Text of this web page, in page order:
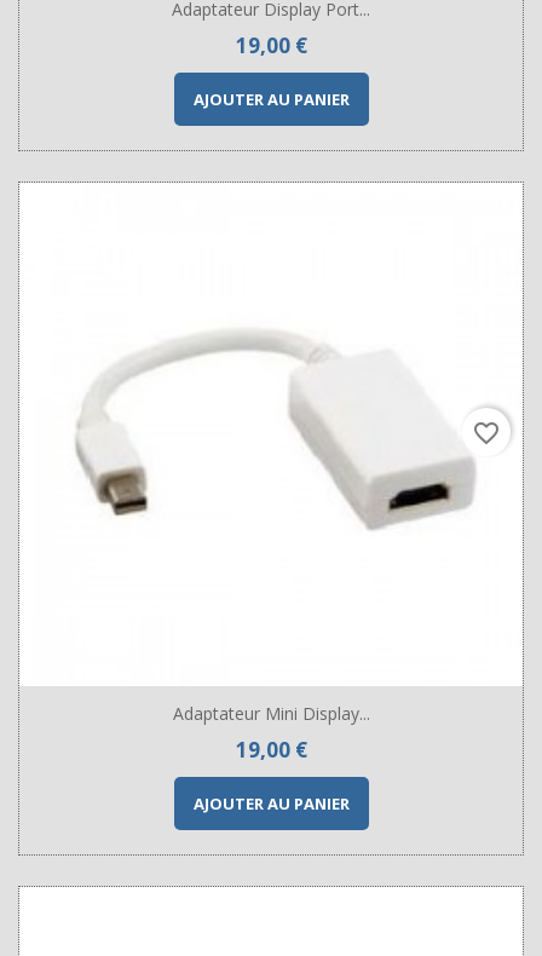
Adaptateur Display Port...
Prix
19,00 €
AJOUTER AU PANIER
Adaptateur Mini Display...
Prix
19,00 €
AJOUTER AU PANIER
favorite_border